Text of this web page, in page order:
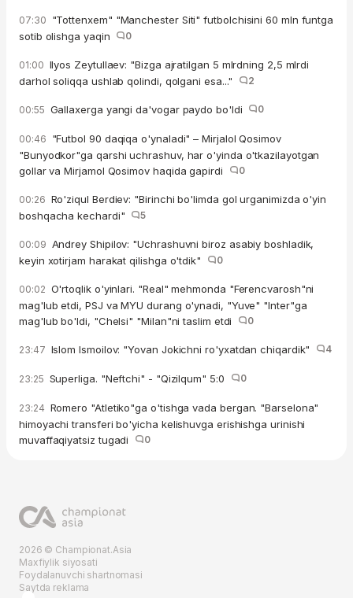
07:30 "Tottenxem" "Manchester Siti" futbolchisini 60 mln funtga
sotib olishga yaqin
0
01:00 Ilyos Zeytullaev: "Bizga ajratilgan 5 mlrdning 2,5 mlrdi
darhol soliqqa ushlab qolindi, qolgani esa..."
2
00:55 Gallaxerga yangi da'vogar paydo bo'ldi 0
00:46 "Futbol 90 daqiqa o'ynaladi" – Mirjalol Qosimov
"Bunyodkor"ga qarshi uchrashuv, har o'yinda o'tkazilayotgan
gollar va Mirjamol Qosimov haqida gapirdi
0
00:26 Ro'ziqul Berdiev: "Birinchi bo'limda gol urganimizda o'yin
boshqacha kechardi"
5
00:09 Andrey Shipilov: "Uchrashuvni biroz asabiy boshladik,
keyin xotirjam harakat qilishga o'tdik"
0
00:02 O'rtoqlik o'yinlari. "Real" mehmonda "Ferencvarosh"ni
mag'lub etdi, PSJ va MYU durang o'ynadi, "Yuve" "Inter"ga
mag'lub bo'ldi, "Chelsi" "Milan"ni taslim etdi
0
23:47 Islom Ismoilov: "Yovan Jokichni ro'yxatdan chiqardik" 4
23:25 Superliga. "Neftchi" - "Qizilqum" 5:0 0
23:24 Romero "Atletiko"ga o'tishga vada bergan. "Barselona"
himoyachi transferi bo'yicha kelishuvga erishishga urinishi
muvaffaqiyatsiz tugadi
0
2026 © Championat.Asia
Maxfiylik siyosati
Foydalanuvchi shartnomasi
Saytda reklama